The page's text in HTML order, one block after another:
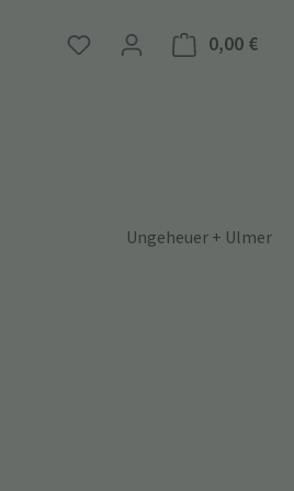
0,00 €
Ungeheuer + Ulmer